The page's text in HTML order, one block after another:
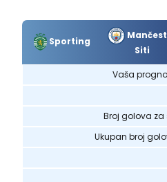
Sporting
Siti
Vaša
Broj golova za
Ukupan broj